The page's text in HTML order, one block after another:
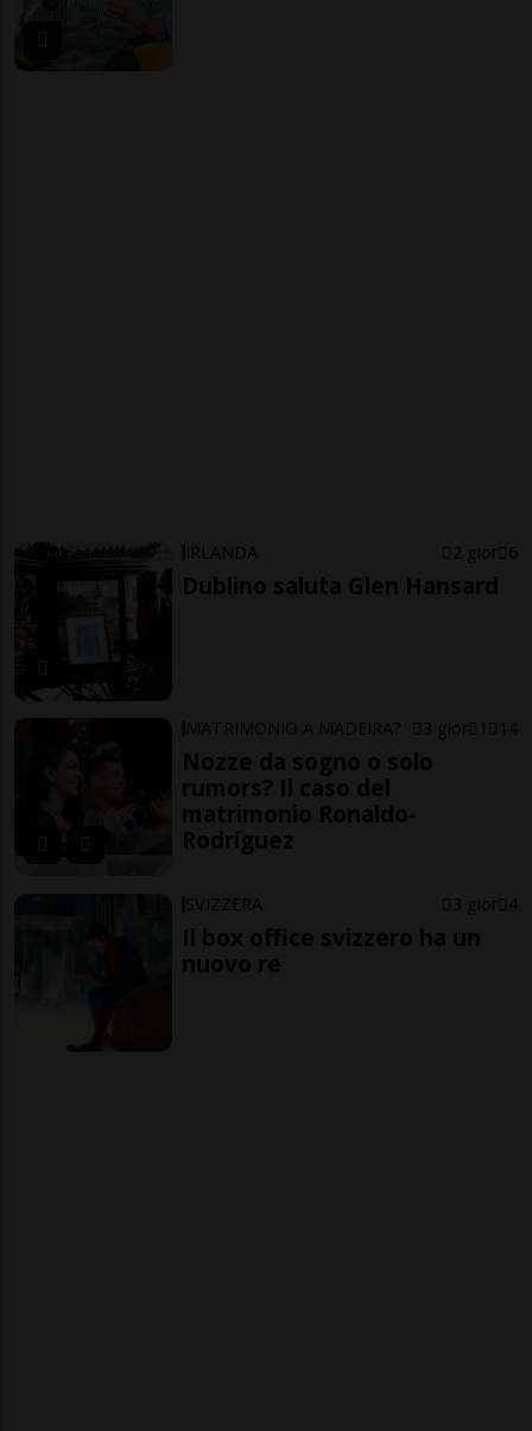
IRLANDA 2 gior 6
Dublino saluta Glen Hansard
MATRIMONIO A MADEIRA? 3 gior 1 14
Nozze da sogno o solo
rumors? Il caso del
matrimonio Ronaldo-
Rodríguez
SVIZZERA 3 gior 4
Il box office svizzero ha un
nuovo re